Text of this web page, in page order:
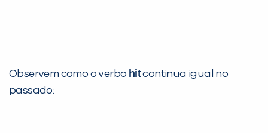
Observem como o verbo hitcontinua igual no
passado: